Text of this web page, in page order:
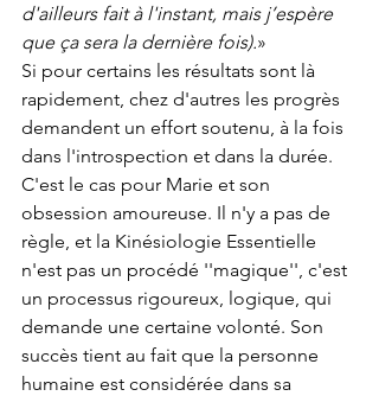
d'ailleurs fait à l'instant, mais j’espère
que ça sera la dernière fois).»
Si pour certains les résultats sont là
rapidement, chez d'autres les progrès
demandent un effort soutenu, à la fois
dans l'introspection et dans la durée.
C'est le cas pour Marie et son
obsession amoureuse. Il n'y a pas de
règle, et la Kinésiologie Essentielle
n'est pas un procédé ''magique'', c'est
un processus rigoureux, logique, qui
demande une certaine volonté. Son
succès tient au fait que la personne
humaine est considérée dans sa